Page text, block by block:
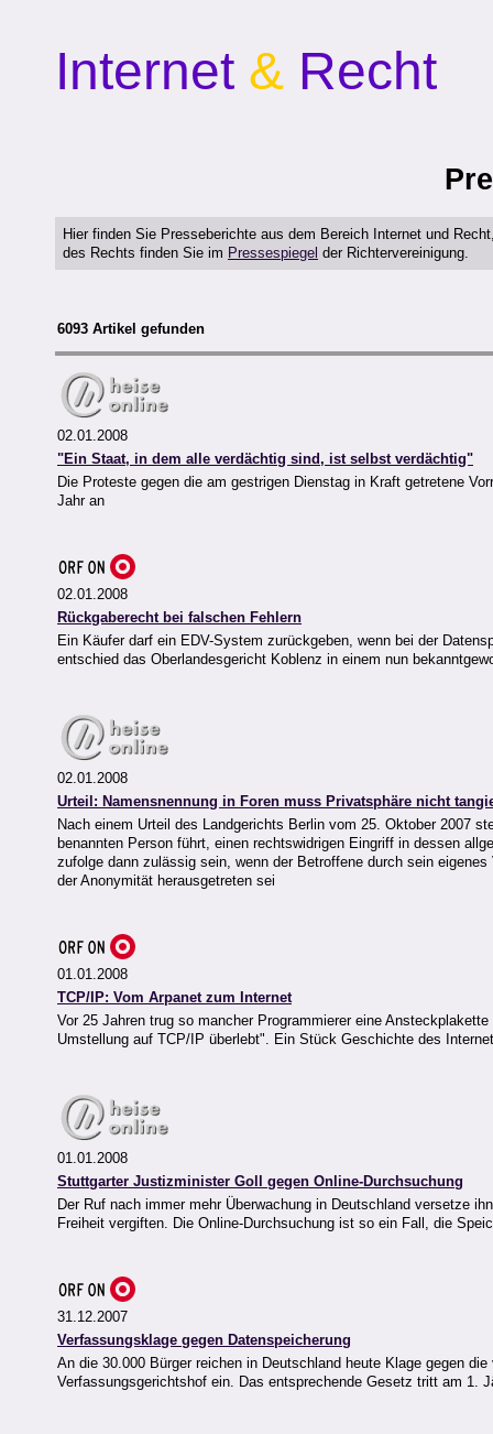
Internet & Recht
Hier finden Sie Presseberichte aus dem Bereich Internet und
des Rechts finden Sie im Pressespiegel der Richtervereinigung.
6093 Artikel gefunden
02.01.2008
"Ein Staat, in dem alle verdächtig sind, ist selbst verdächtig"
Die Proteste gegen die am gestrigen Dienstag in Kraft getretene
Jahr an
02.01.2008
Rückgaberecht bei falschen Fehlern
Ein Käufer darf ein EDV-System zurückgeben, wenn bei der
entschied das Oberlandesgericht Koblenz in einem nun
02.01.2008
Urteil: Namensnennung in Foren muss Privatsphäre nicht
Nach einem Urteil des Landgerichts Berlin vom 25. Oktober 2007
benannten Person führt, einen rechtswidrigen Eingriff in dessen
zufolge dann zulässig sein, wenn der Betroffene durch sein
der Anonymität herausgetreten sei
01.01.2008
TCP/IP: Vom Arpanet zum Internet
Vor 25 Jahren trug so mancher Programmierer eine
Umstellung auf TCP/IP überlebt". Ein Stück Geschichte des
01.01.2008
Stuttgarter Justizminister Goll gegen Online-Durchsuchung
Der Ruf nach immer mehr Überwachung in Deutschland versetze
Freiheit vergiften. Die Online-Durchsuchung ist so ein Fall, die
31.12.2007
Verfassungsklage gegen Datenspeicherung
An die 30.000 Bürger reichen in Deutschland heute Klage gegen
Verfassungsgerichtshof ein. Das entsprechende Gesetz tritt am 1.